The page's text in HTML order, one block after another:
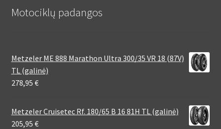
Motociklų padangos
Metzeler ME 888 Marathon Ultra 300/35 VR 18 (87V)
TL (galinė)
278,95 €
Metzeler Cruisetec Rf. 180/65 B 16 81H TL (galinė)
205,95 €